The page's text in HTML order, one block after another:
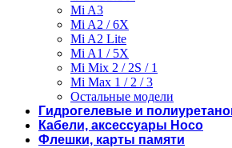
Mi A3
Mi A2 / 6X
Mi A2 Lite
Mi A1 / 5X
Mi Mix 2 / 2S / 1
Mi Max 1 / 2 / 3
Остальные модели
Гидрогелевые и
Кабели, аксессуары Hoco
Флешки, карты памяти